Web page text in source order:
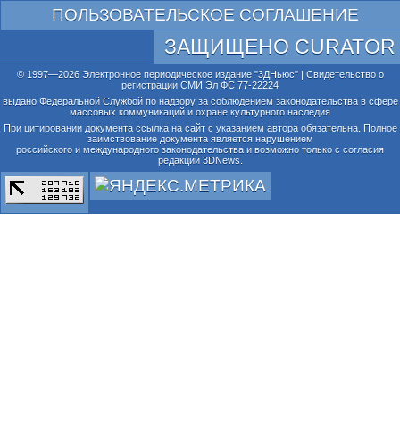
ПОЛЬЗОВАТЕЛЬСКОЕ СОГЛАШЕНИЕ
ЗАЩИЩЕНО CURATOR
© 1997—2026 Электронное периодическое издание "3ДНьюс" | Свидетельство о
регистрации СМИ Эл ФС 77-22224
выдано Федеральной Службой по надзору за соблюдением законодательства в сфере
массовых коммуникаций и охране культурного наследия
При цитировании документа ссылка на сайт с указанием автора обязательна. Полное
заимствование документа является нарушением
российского и международного законодательства и возможно только с согласия
редакции 3DNews.